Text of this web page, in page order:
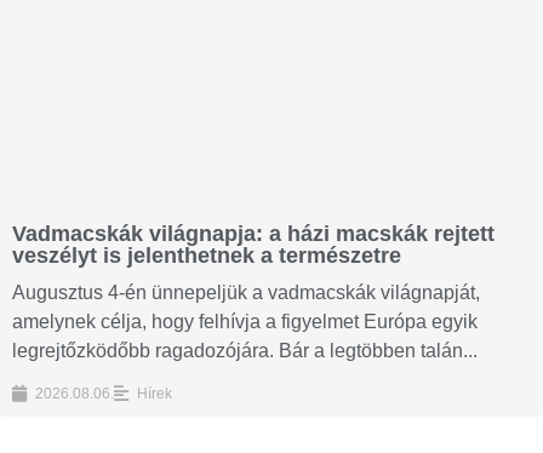
Vadmacskák világnapja: a házi macskák rejtett
veszélyt is jelenthetnek a természetre
Augusztus 4-én ünnepeljük a vadmacskák világnapját,
amelynek célja, hogy felhívja a figyelmet Európa egyik
legrejtőzködőbb ragadozójára. Bár a legtöbben talán...
2026.08.06. Hírek